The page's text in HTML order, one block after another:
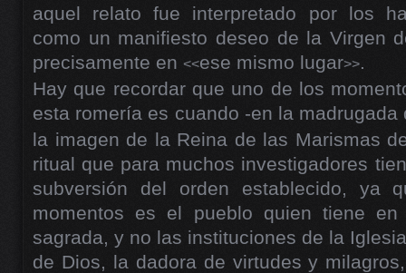
aquel relato fue interpretado por los
como un manifiesto deseo de la Virgen
precisamente en <<ese mismo lugar>>.
Hay que recordar que uno de los
esta romería es cuando -en la
la imagen de la Reina de las Marismas
ritual que para muchos investigadores
subversión del orden establecido, ya
momentos es el pueblo quien tiene
sagrada, y no las instituciones de la
de Dios, la dadora de virtudes y